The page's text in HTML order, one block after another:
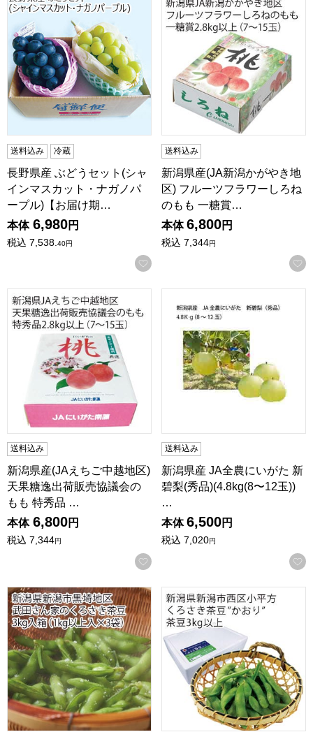
送料込み 冷蔵
長野県産 ぶどうセット(シャ
インマスカット・ナガノパ
ープル)【お届け期…
本体 6,980円
税込 7,538.40円
お気に入りに登録する
送料込み
新潟県産(JA新潟かがやき地
区) フルーツフラワーしろね
のもも 一糖賞…
本体 6,800円
税込 7,344円
新潟県産(JAえちご中越地区) 天果糖逸出荷販売協議会のも
送料込み
新潟県産(JAえちご中越地区)
天果糖逸出荷販売協議会の
もも 特秀品 …
本体 6,800円
税込 7,344円
お気に入りに登録する
送料込み
新潟県産 JA全農にいがた 新
碧梨(秀品)(4.8kg(8〜12玉))
…
本体 6,500円
税込 7,020円
新潟県新潟市黒埼地区産 武田さん家のくろさき茶豆 3kg入
新潟県新潟市西区小平方産